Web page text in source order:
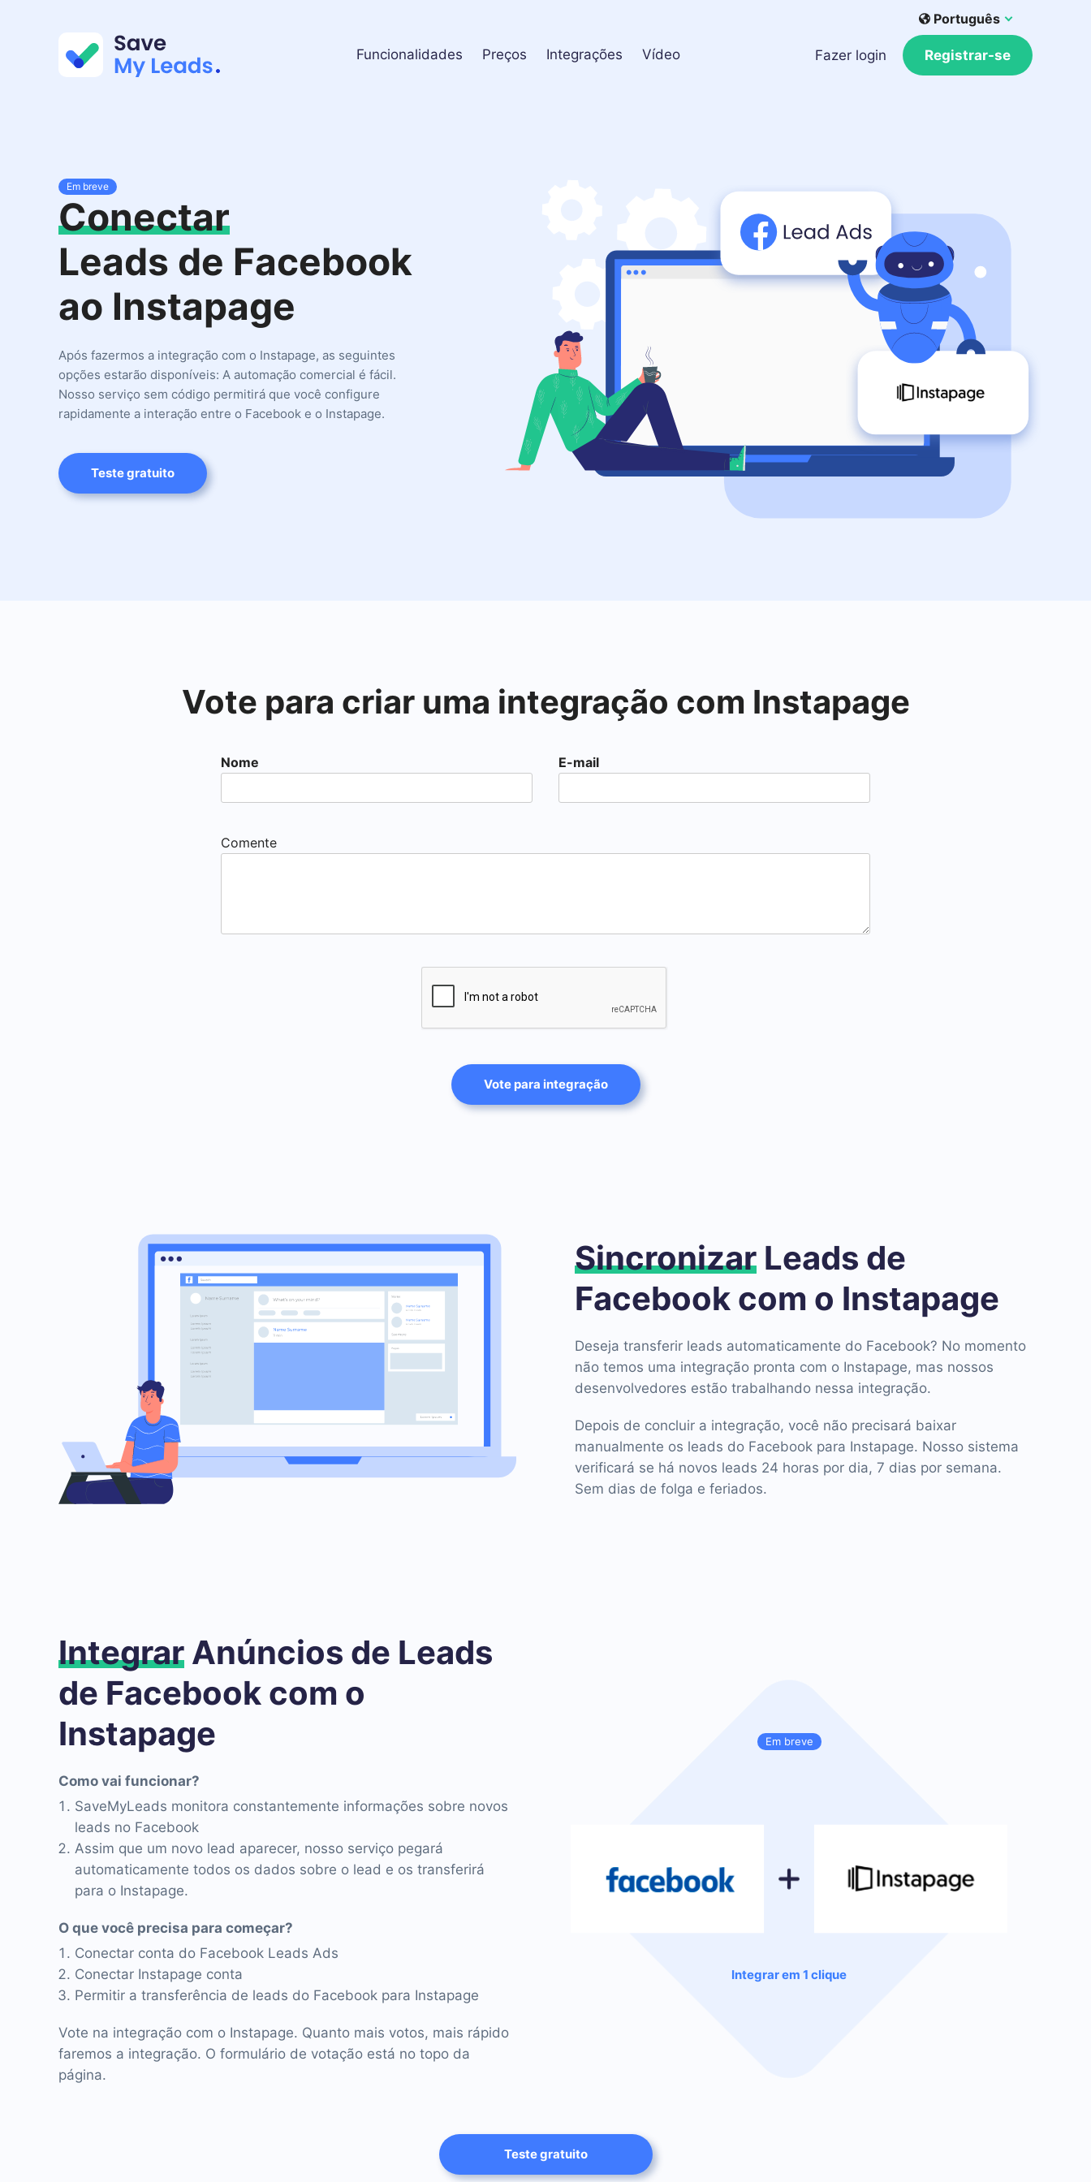
Funcionalidades Preços Integrações Vídeo
Português
Fazer login Registrar-se
Em breve
Conectar
Leads de Facebook
ao Instapage
Após fazermos a integração com o Instapage, as seguintes
opções estarão disponíveis: A automação comercial é fácil.
Nosso serviço sem código permitirá que você configure
rapidamente a interação entre o Facebook e o Instapage.
Teste gratuito
Vote para criar uma integração com Instapage
Nome E-mail
Comente
Vote para integração
Sincronizar Leads de
Facebook com o Instapage
Deseja transferir leads automaticamente do Facebook? No momento
não temos uma integração pronta com o Instapage, mas nossos
desenvolvedores estão trabalhando nessa integração.
Depois de concluir a integração, você não precisará baixar
manualmente os leads do Facebook para Instapage. Nosso sistema
verificará se há novos leads 24 horas por dia, 7 dias por semana.
Sem dias de folga e feriados.
Em breve
Integrar em 1 clique
Integrar Anúncios de Leads
de Facebook com o
Instapage
Como vai funcionar?
SaveMyLeads monitora constantemente informações sobre novos
leads no Facebook
Assim que um novo lead aparecer, nosso serviço pegará
automaticamente todos os dados sobre o lead e os transferirá
para o Instapage.
O que você precisa para começar?
Conectar conta do Facebook Leads Ads
Conectar Instapage conta
Permitir a transferência de leads do Facebook para Instapage
Vote na integração com o Instapage. Quanto mais votos, mais rápido
faremos a integração. O formulário de votação está no topo da
página.
Teste gratuito